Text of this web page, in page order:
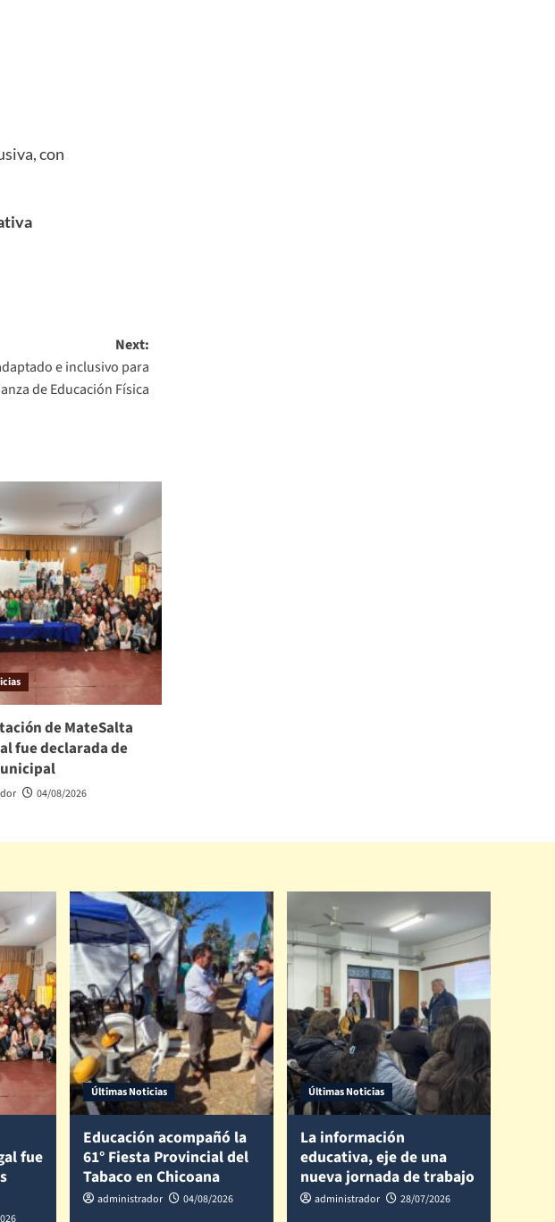
con
Next:
e inclusivo para
de Educación Física
de MateSalta
fue declarada de
04/08/2026
fue
Últimas Noticias
Educación acompañó la
61° Fiesta Provincial del
Tabaco en Chicoana
administrador 04/08/2026
Últimas Noticias
La información
educativa, eje de una
nueva jornada de trabajo
administrador 28/07/2026